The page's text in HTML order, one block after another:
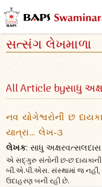
સત્સંગ લેખમાળા
All Article byસાધુ
નવ યોગેશ્વરોની છ
યાત્રા... લેખ-૩
લેખક: સાધુ અક્ષરવત્સલદાસ
એ સદ્‌ગુરુ સંતોની છ-છ
બી.એ.પી.એસ. સંસ્થામાં જ નહીં,
ઉદાહરણ બની રહી છે.